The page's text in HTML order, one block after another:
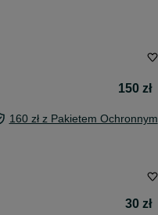
150 zł
160 zł z Pakietem Ochronnym
30 zł